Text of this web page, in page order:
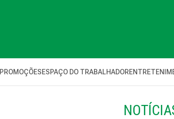
PROMOÇÕESESPAÇO DO TRABALHADOR